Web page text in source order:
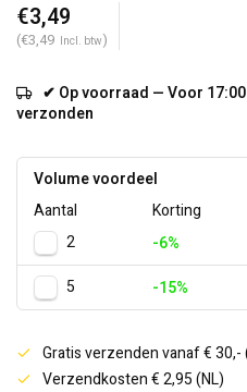
€3,49
(€3,49 Incl. btw)
✔ Op voorraad — Voor
verzonden
Volume voordeel
Aantal
Korting
2
-6%
5
-15%
Gratis verzenden vanaf € 30,-
Verzendkosten € 2,95 (NL)